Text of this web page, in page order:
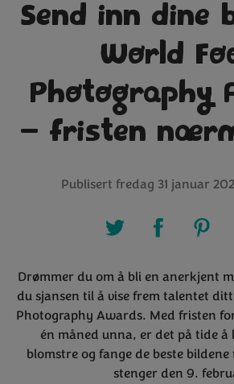
Send inn dine
World
Photography
– fristen
Publisert fredag 31 januar
Drømmer du om å bli en anerkjent
du sjansen til å vise frem talentet
Photography Awards. Med fristen
én måned unna, er det på tide
blomstre og fange de beste
stenger den 9.